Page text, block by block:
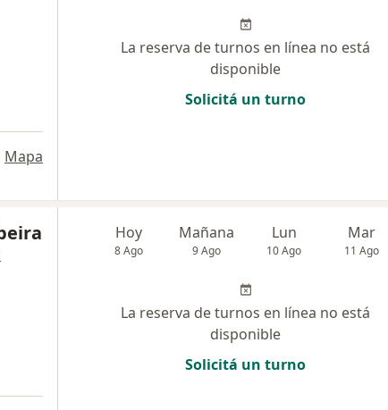
Mapa
La reserva de turnos en línea no está
disponible
Solicitá un turno
Hoy
8 Ago
Mañana
9 Ago
Lun
10 Ago
Mar
11 Ago
La reserva de turnos en línea no está
disponible
Solicitá un turno